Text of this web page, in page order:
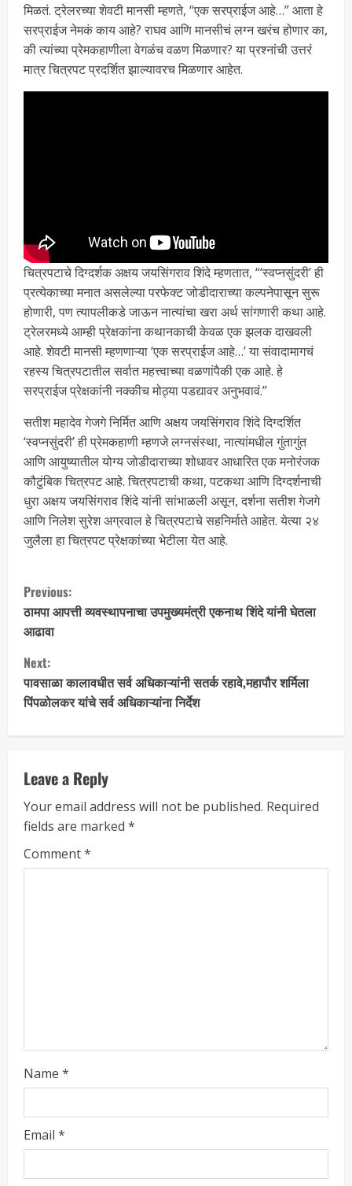
मिळतं. ट्रेलरच्या शेवटी मानसी म्हणते, “एक सरप्राईज आहे…” आता हे
सरप्राईज नेमकं काय आहे? राघव आणि मानसीचं लग्न खरंच होणार का,
की त्यांच्या प्रेमकहाणीला वेगळंच वळण मिळणार? या प्रश्नांची उत्तरं
मात्र चित्रपट प्रदर्शित झाल्यावरच मिळणार आहेत.
चित्रपटाचे दिग्दर्शक अक्षय जयसिंगराव शिंदे म्हणतात, “‘स्वप्नसुंदरी’ ही
प्रत्येकाच्या मनात असलेल्या परफेक्ट जोडीदाराच्या कल्पनेपासून सुरू
होणारी, पण त्यापलीकडे जाऊन नात्यांचा खरा अर्थ सांगणारी कथा आहे.
ट्रेलरमध्ये आम्ही प्रेक्षकांना कथानकाची केवळ एक झलक दाखवली
आहे. शेवटी मानसी म्हणणाऱ्या ‘एक सरप्राईज आहे…’ या संवादामागचं
रहस्य चित्रपटातील सर्वात महत्त्वाच्या वळणांपैकी एक आहे. हे
सरप्राईज प्रेक्षकांनी नक्कीच मोठ्या पडद्यावर अनुभवावं.”
सतीश महादेव गेजगे निर्मित आणि अक्षय जयसिंगराव शिंदे दिग्दर्शित
‘स्वप्नसुंदरी’ ही प्रेमकहाणी म्हणजे लग्नसंस्था, नात्यांमधील गुंतागुंत
आणि आयुष्यातील योग्य जोडीदाराच्या शोधावर आधारित एक मनोरंजक
कौटुंबिक चित्रपट आहे. चित्रपटाची कथा, पटकथा आणि दिग्दर्शनाची
धुरा अक्षय जयसिंगराव शिंदे यांनी सांभाळली असून, दर्शना सतीश गेजगे
आणि निलेश सुरेश अग्रवाल हे चित्रपटाचे सहनिर्माते आहेत. येत्या २४
जुलैला हा चित्रपट प्रेक्षकांच्या भेटीला येत आहे.
Previous:
ठामपा आपत्ती व्यवस्थापनाचा उपमुख्यमंत्री एकनाथ शिंदे यांनी घेतला
आढावा
Next:
पावसाळा कालावधीत सर्व अधिकाऱ्यांनी सतर्क रहावे,महापौर शर्मिला
पिंपळोलकर यांचे सर्व अधिकाऱ्यांना निर्देश
Leave a Reply
Your email address will not be published. Required
fields are marked *
Comment*
Name *
Email *
2
मागणी
Maharashtra Majha News
August